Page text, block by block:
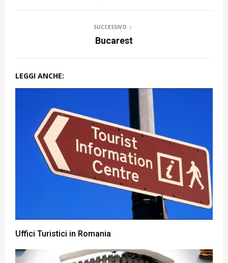
SUCCESSIVO
Bucarest
LEGGI ANCHE:
Uffici Turistici in Romania